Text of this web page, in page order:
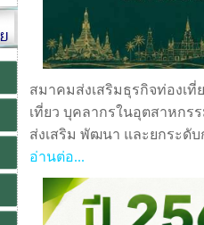
สมาคมส่งเสริมธุรกิจท่องเ
เที่ยว บุคลากรในอุตสาหกร
ส่งเสริม พัฒนา และยกระดั
อ่านต่อ...